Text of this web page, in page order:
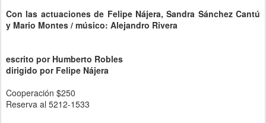
Con las actuaciones de Felipe Nájera, Sandra Sánchez Cantú
y Mario Montes / músico: Alejandro Rivera
escrito por Humberto Robles
dirigido por Felipe Nájera
Cooperación $250
Reserva al 5212-1533